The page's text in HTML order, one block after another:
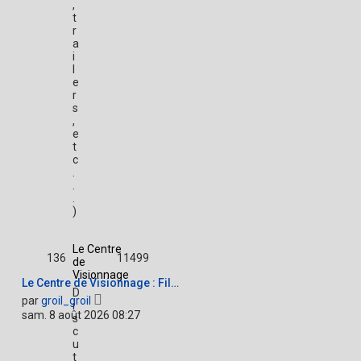
,
t
r
a
i
e
r
s
,
e
t
c
)
Le Centre
de
Visionnage
D
i
s
c
u
t
136
11499
Le Centre de Visionnage : Fil…
pargroil_groil
o
i
sam. 8 août 2026 08:27